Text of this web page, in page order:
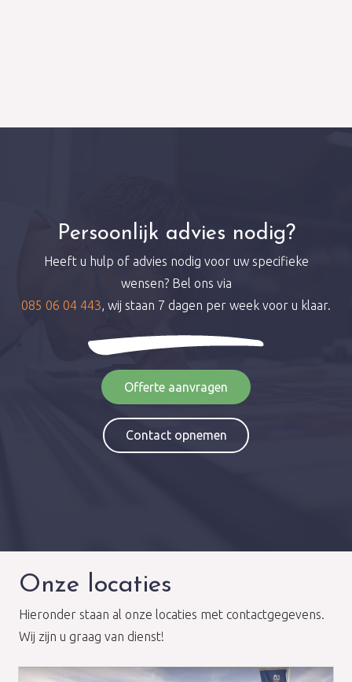
Persoonlijk advies nodig?
Heeft u hulp of advies nodig voor uw specifieke
wensen? Bel ons via
085 06 04 443, wij staan 7 dagen per week voor u klaar.
Offerte aanvragen
Contact opnemen
Onze locaties
Hieronder staan al onze locaties met contactgegevens.
Wij zijn u graag van dienst!